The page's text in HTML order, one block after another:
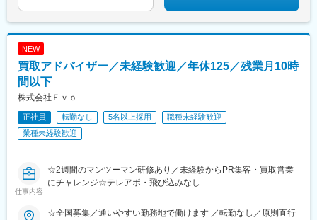
NEW
買取アドバイザー／未経験歓迎／年休125／残業月10時
間以下
株式会社Ｅｖｏ
正社員 転勤なし 5名以上採用
職種未経験歓迎
業種未経験歓迎
仕事内容
☆2週間のマンツーマン研修あり／未経験からPR集客・買取営業
にチャレンジ☆テレアポ・飛び込みなし
☆全国募集／通いやすい勤務地で働けます ／転勤なし／原則直行